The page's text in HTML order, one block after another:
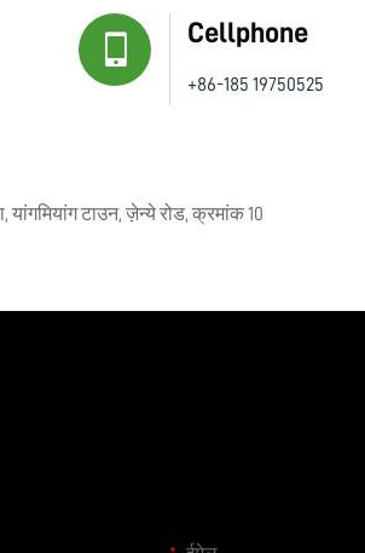
Cellphone
+86-185 19750525
यांगमियांग टाउन, ज़ेन्ये रोड, क्रमांक 10